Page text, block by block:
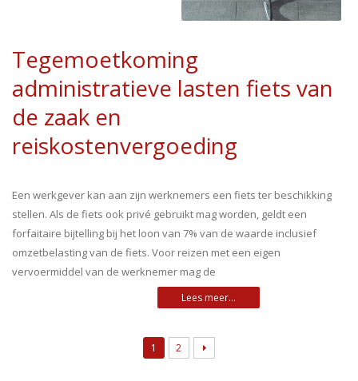
Tegemoetkoming
administratieve lasten fiets van
de zaak en
reiskostenvergoeding
Een werkgever kan aan zijn werknemers een fiets ter beschikking
stellen. Als de fiets ook privé gebruikt mag worden, geldt een
forfaitaire bijtelling bij het loon van 7% van de waarde inclusief
omzetbelasting van de fiets. Voor reizen met een eigen
vervoermiddel van de werknemer mag de
1 2